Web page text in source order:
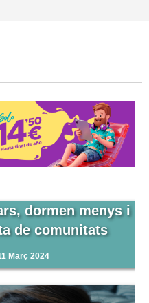
dormen menys i
de comunitats
Març 2024